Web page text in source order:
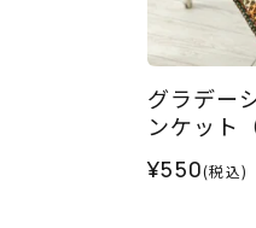
グラデー
ンケット
¥550(税込)